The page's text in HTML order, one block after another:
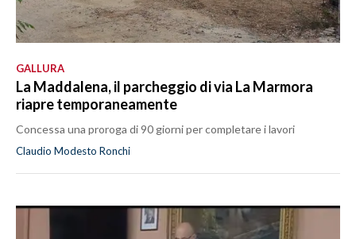
GALLURA
La Maddalena, il parcheggio di via La Marmora
riapre temporaneamente
Concessa una proroga di 90 giorni per completare i lavori
Claudio Modesto Ronchi